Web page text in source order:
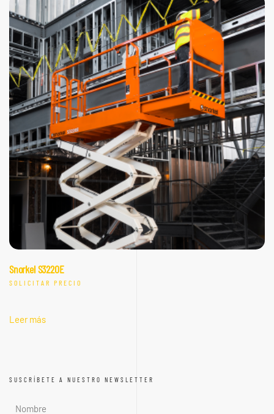
Snorkel S3220E
SOLICITAR PRECIO
Leer más
SUSCRÍBETE A NUESTRO NEWSLETTER